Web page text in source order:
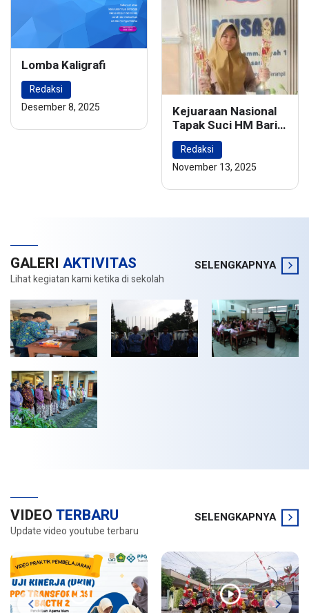
Lomba Kaligrafi
Redaksi
Desember 8, 2025
Kejuaraan Nasional
Tapak Suci HM Barie
Rsyad Championship
2024
Redaksi
November 13, 2025
GALERI AKTIVITAS
Lihat kegiatan kami ketika di sekolah
SELENGKAPNYA
VIDEOTERBARU
Update video youtube terbaru
SELENGKAPNYA